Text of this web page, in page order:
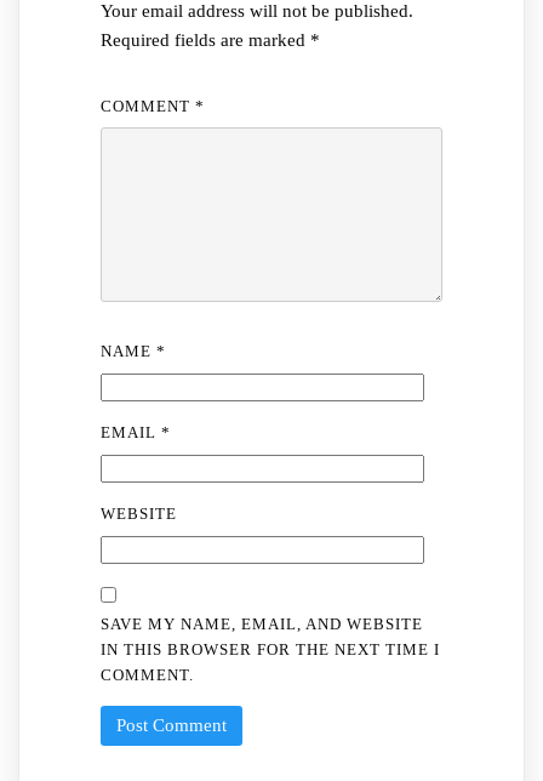
Your email address will not be published.
Required fields are marked *
COMMENT *
NAME *
EMAIL *
WEBSITE
SAVE MY NAME, EMAIL, AND WEBSITE
IN THIS BROWSER FOR THE NEXT TIME I
COMMENT.